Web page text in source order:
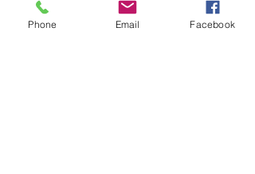
Phone Email Facebook